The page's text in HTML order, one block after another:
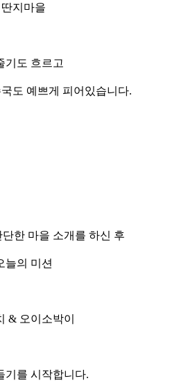
딴지마을
기도 흐르고
도 예쁘게 피어있습니다.
한 마을 소개를 하신 후
늘의 미션
& 오이소박이
기를 시작합니다.